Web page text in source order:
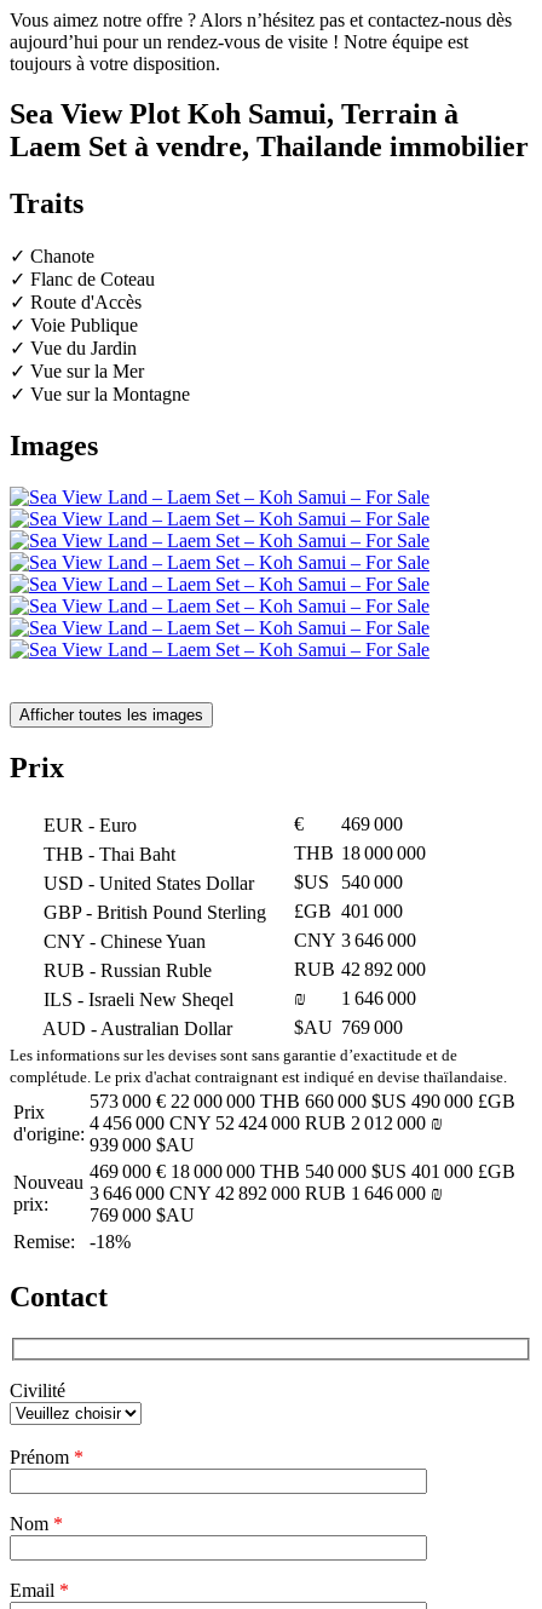
Vous aimez notre offre ? Alors n’hésitez pas et contactez-nous dès
aujourd’hui pour un rendez-vous de visite ! Notre équipe est
toujours à votre disposition.
Sea View Plot Koh Samui, Terrain à
Laem Set à vendre, Thailande immobilier
Traits
✓ Chanote
✓ Flanc de Coteau
✓ Route d'Accès
✓ Voie Publique
✓ Vue du Jardin
✓ Vue sur la Mer
✓ Vue sur la Montagne
Images
Afficher toutes les images
Prix
EUR - Euro €
469 000
THB - Thai Baht THB 18 000 000
USD - United States Dollar $US
540 000
GBP- British Pound Sterling £GB 401 000
CNY - Chinese Yuan CNY 3 646 000
RUB - Russian Ruble RUB 42 892 000
ILS - Israeli New Sheqel ₪
1 646 000
AUD - Australian Dollar $AU 769 000
Les informations sur les devises sont sans garantie d’exactitude et de
complétude. Le prix d'achat contraignant est indiqué en devise thaïlandaise.
Prix
d'origine:
573 000 € 22 000 000 THB 660 000 $US 490 000 £GB
4 456 000 CNY 52 424 000 RUB 2 012 000 ₪
939 000 $AU
Nouveau
prix:
469 000 € 18 000 000 THB 540 000 $US 401 000 £GB
3 646 000 CNY 42 892 000 RUB 1 646 000 ₪
769 000 $AU
Remise:
-18%
Contact
Civilité
laisser
vide.
Prénom *
Nom *
Email *